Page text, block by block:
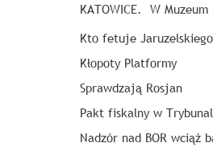
KATOWICE. W
Kto fetuje
Kłopoty Platformy
Sprawdzają Rosjan
Pakt fiskalny w
Nadzór nad BOR wciąż